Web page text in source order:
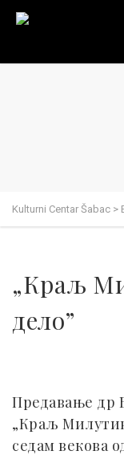
Kulturni Centar Šabac >
„Краљ
дело”
Предавање др
„Краљ
седам векова